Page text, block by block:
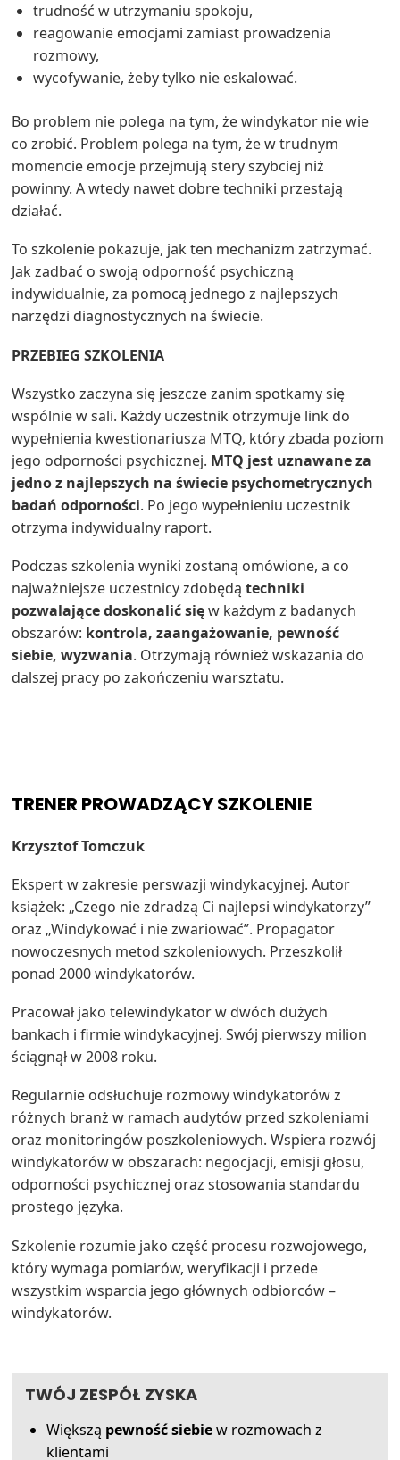
trudność w utrzymaniu spokoju,
reagowanie emocjami zamiast prowadzenia
rozmowy,
wycofywanie, żeby tylko nie eskalować.
Bo problem nie polega na tym, że windykator nie wie
co zrobić. Problem polega na tym, że w trudnym
momencie emocje przejmują stery szybciej niż
powinny. A wtedy nawet dobre techniki przestają
działać.
To szkolenie pokazuje, jak ten mechanizm zatrzymać.
Jak zadbać o swoją odporność psychiczną
indywidualnie, za pomocą jednego z najlepszych
narzędzi diagnostycznych na świecie.
PRZEBIEG SZKOLENIA
Wszystko zaczyna się jeszcze zanim spotkamy się
wspólnie w sali. Każdy uczestnik otrzymuje link do
wypełnienia kwestionariusza MTQ, który zbada poziom
jego odporności psychicznej. MTQ jest uznawane za
jedno z najlepszych na świecie psychometrycznych
badań odporności. Po jego wypełnieniu uczestnik
otrzyma indywidualny raport.
Podczas szkolenia wyniki zostaną omówione, a co
najważniejsze uczestnicy zdobędątechniki
pozwalające doskonalić sięw każdym z badanych
obszarów: kontrola, zaangażowanie, pewność
siebie, wyzwania. Otrzymają również wskazania do
dalszej pracy po zakończeniu warsztatu.
TRENER PROWADZĄCY SZKOLENIE
Krzysztof Tomczuk
Ekspert w zakresie perswazji windykacyjnej. Autor
książek: „Czego nie zdradzą Ci najlepsi windykatorzy”
oraz „Windykować i nie zwariować”. Propagator
nowoczesnych metod szkoleniowych. Przeszkolił
ponad 2000 windykatorów.
Pracował jako telewindykator w dwóch dużych
bankach i firmie windykacyjnej. Swój pierwszy milion
ściągnął w 2008 roku.
Regularnie odsłuchuje rozmowy windykatorów z
różnych branż w ramach audytów przed szkoleniami
oraz monitoringów poszkoleniowych. Wspiera rozwój
windykatorów w obszarach: negocjacji, emisji głosu,
odporności psychicznej oraz stosowania standardu
prostego języka.
Szkolenie rozumie jako część procesu rozwojowego,
który wymaga pomiarów, weryfikacji i przede
wszystkim wsparcia jego głównych odbiorców –
windykatorów.
TWÓJ ZESPÓŁ ZYSKA
Większą pewność siebiew rozmowach z
klientami